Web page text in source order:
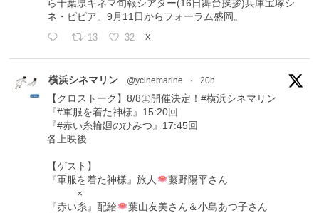
ら千葉県キネマ旬報シアター(16日舞台挨拶)兵庫宝塚シ
ネ・ピピア。9月11日からフォーラム盛岡。
13 32 X
横浜シネマリン @ycinemarine · 20h
【クロストーク】8/8㊏開催決定！#横浜シネマリン
『#軍服を着た神様』15:20回
『#赤い糸輪廻のひみつ』17:45回
各上映後
【ゲスト】
『軍服を着た神様』旅人
藤野陽平さん
×
『赤い糸』配給
葉山友美さん＆小島あつ子さん